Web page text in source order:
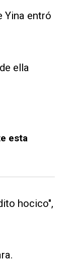
Yina entró
ella
esta
hocico",